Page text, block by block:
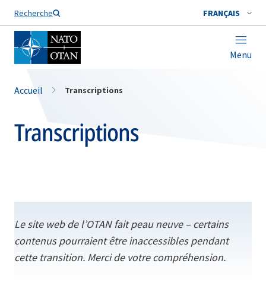
Recherche FRANÇAIS
Menu
Nom de famille*
Accueil Transcriptions
Transcriptions
Le site web de l’OTAN fait peau neuve – certains
contenus pourraient être inaccessibles pendant
cette transition. Merci de votre compréhension.